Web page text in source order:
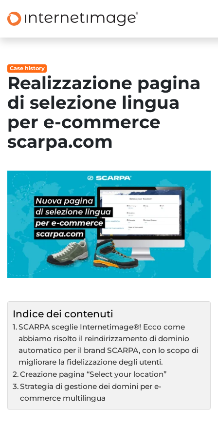
Case history
Realizzazione pagina
di selezione lingua
per e-commerce
scarpa.com
Indice dei contenuti
SCARPA sceglie Internetimage®! Ecco come
abbiamo risolto il reindirizzamento di dominio
automatico per il brand SCARPA, con lo scopo di
migliorare la fidelizzazione degli utenti.
Creazione pagina “Select your location”
Strategia di gestione dei domini per e-
commerce multilingua